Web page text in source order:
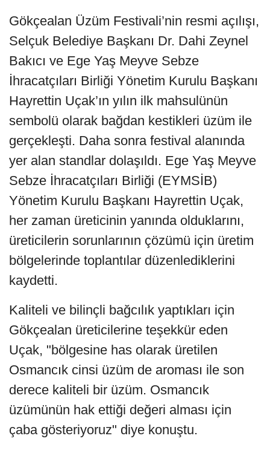
Gökçealan Üzüm Festivali’nin resmi açılışı,
Selçuk Belediye Başkanı Dr. Dahi Zeynel
Bakıcı ve Ege Yaş Meyve Sebze
İhracatçıları Birliği Yönetim Kurulu Başkanı
Hayrettin Uçak’ın yılın ilk mahsulünün
sembolü olarak bağdan kestikleri üzüm ile
gerçekleşti. Daha sonra festival alanında
yer alan standlar dolaşıldı. Ege Yaş Meyve
Sebze İhracatçıları Birliği (EYMSİB)
Yönetim Kurulu Başkanı Hayrettin Uçak,
her zaman üreticinin yanında olduklarını,
üreticilerin sorunlarının çözümü için üretim
bölgelerinde toplantılar düzenlediklerini
kaydetti.
Kaliteli ve bilinçli bağcılık yaptıkları için
Gökçealan üreticilerine teşekkür eden
Uçak, "bölgesine has olarak üretilen
Osmancık cinsi üzüm de aroması ile son
derece kaliteli bir üzüm. Osmancık
üzümünün hak ettiği değeri alması için
çaba gösteriyoruz" diye konuştu.